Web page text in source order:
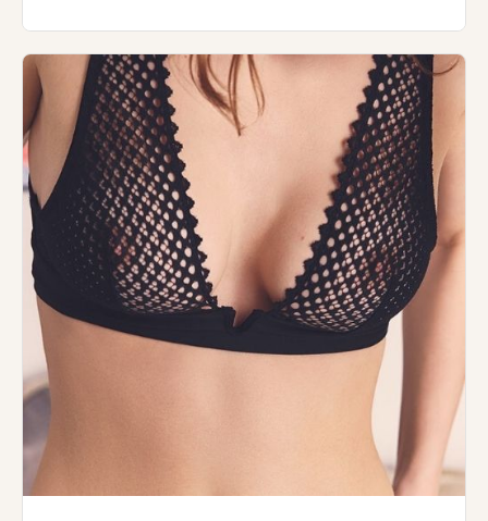
Balconette bh'er har et vandret snit på
skålene og dækker halvdelen af barmen.
Stropperne er placeret yderst ude på
skuldrene, og balconettebh'en er derfor
perfekt til toppe med dybe/ vide
udskæringer.
Har du fylde øverst på barmen, kan du både
bruge de rene blonde balconetter og de
vatterede modeller.
Har du derimod meget lidt fylde øverst på
barmen, bør du gå efter en balconette-bh
med vatterede skåle eller lodrette sømme,
som runder barmen.